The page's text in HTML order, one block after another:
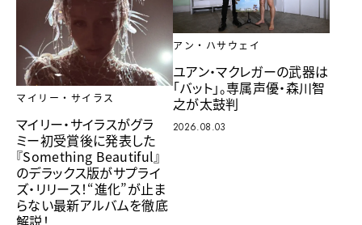
マイリー・サイラス
マイリー・サイラスがグラ
ミー初受賞後に発表した
『Something Beautiful』
のデラックス版がサプライ
ズ・リリース！“進化”が止ま
らない最新アルバムを徹底
解説！
アン・ハサウェイ
ユアン・マクレガーの武器は
「バット」。専属声優・森川智
之が太鼓判
2026.08.03